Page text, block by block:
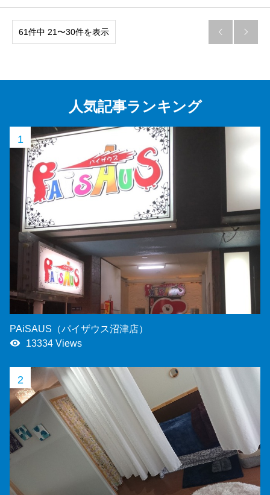
61件中 21〜30件を表示  
人気記事ランキング
1
PAiSAUS（パイザウス沼津店）
remove_red_eye 13334 Views
2